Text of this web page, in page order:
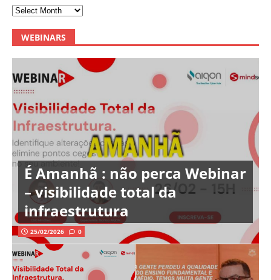
WEBINARS
É Amanhã : não perca Webinar
– visibilidade total da
infraestrutura
25/02/2026 0